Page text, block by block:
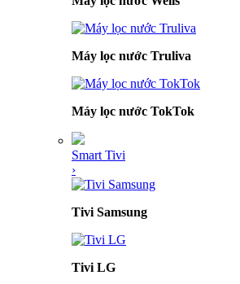
Máy lọc nước Truliva
Máy lọc nước TokTok
Smart Tivi
›
Tivi Samsung
Tivi LG